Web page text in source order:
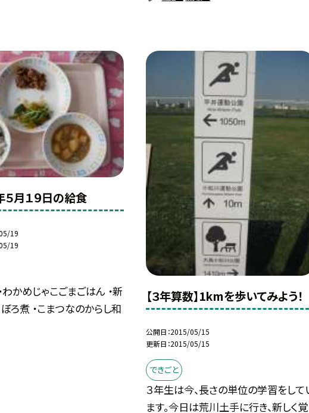
５月１９日の給食
19
19
かめじゃこごまごはん ・新
ろ煮 ・こまつなのからし和
【３年算数】1kmを歩いてみよう！
公開日 2015/05/15
更新日 2015/05/15
できごと
３年生は今、長さの単位の学習をして
ます。今日は荒川土手に行き、新しく覚